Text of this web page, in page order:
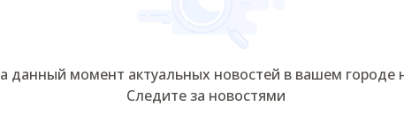
данный момент актуальных новостей в вашем городе
Следите за новостями